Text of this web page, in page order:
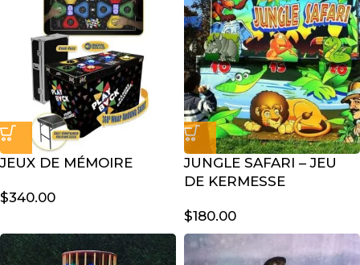
JEUX DE MÉMOIRE
$340.00
JUNGLE SAFARI – JEU
DE KERMESSE
$180.00